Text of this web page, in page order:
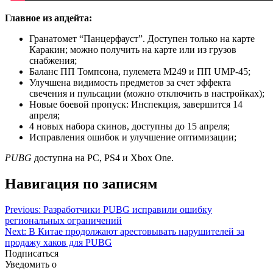
Главное из апдейта:
Гранатомет “Панцерфауст”. Доступен только на карте
Каракин; можно получить на карте или из грузов
снабжения;
Баланс ПП Томпсона, пулемета M249 и ПП UMP-45;
Улучшена видимость предметов за счет эффекта
свечения и пульсации (можно отключить в настройках);
Новые боевой пропуск: Инспекция, завершится 14
апреля;
4 новых набора скинов, доступны до 15 апреля;
Исправления ошибок и улучшение оптимизации;
PUBG доступна на PC, PS4 и Xbox One.
Навигация по записям
Previous: Разработчики PUBG исправили ошибку
региональных ограничений
Next: В Китае продолжают арестовывать нарушителей за
продажу хаков для PUBG
Подписаться
Уведомить о